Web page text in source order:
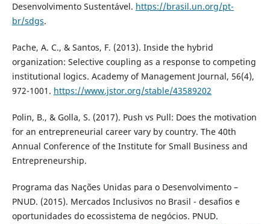
Desenvolvimento Sustentável. https://brasil.un.org/pt-
br/sdgs.
Pache, A. C., & Santos, F. (2013). Inside the hybrid
organization: Selective coupling as a response to competing
institutional logics. Academy of Management Journal, 56(4),
972-1001. https://www.jstor.org/stable/43589202
Polin, B., & Golla, S. (2017). Push vs Pull: Does the motivation
for an entrepreneurial career vary by country. The 40th
Annual Conference of the Institute for Small Business and
Entrepreneurship.
Programa das Nações Unidas para o Desenvolvimento –
PNUD. (2015). Mercados Inclusivos no Brasil - desafios e
oportunidades do ecossistema de negócios. PNUD.